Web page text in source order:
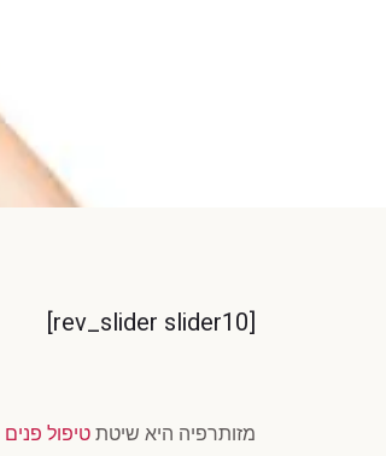
[rev_slider slider10]
מזותרפיה היא שיטת טיפול פנים